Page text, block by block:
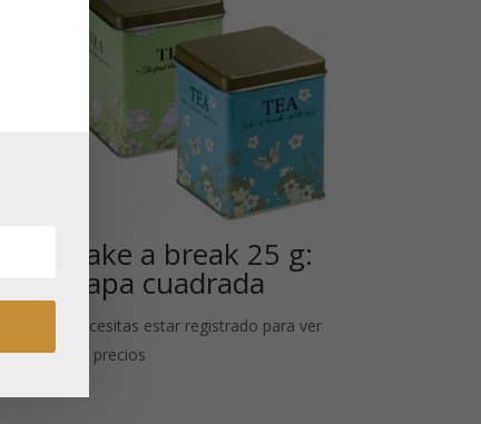
Take a break 25 g:
Tapa cuadrada
Necesitas estar registrado para ver
los precios